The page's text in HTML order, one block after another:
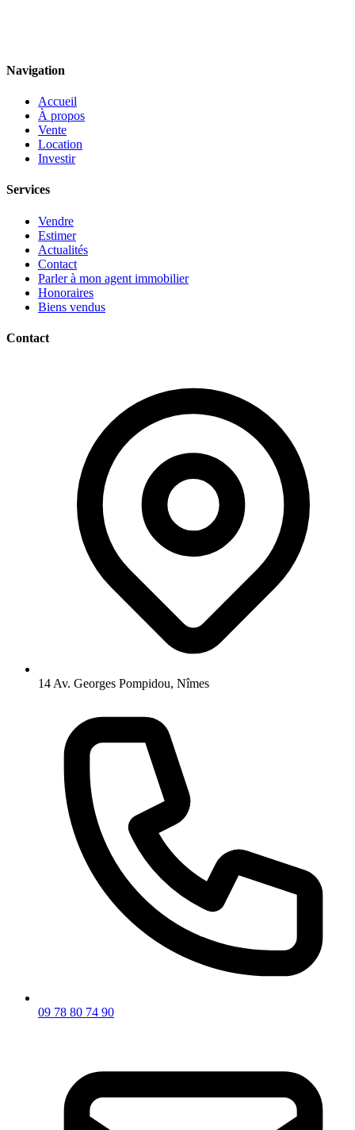
Navigation
Accueil
À propos
Vente
Location
Investir
Services
Vendre
Estimer
Actualités
Contact
Parler à mon agent immobilier
Honoraires
Biens vendus
Contact
14 Av. Georges Pompidou, Nîmes
09 78 80 74 90